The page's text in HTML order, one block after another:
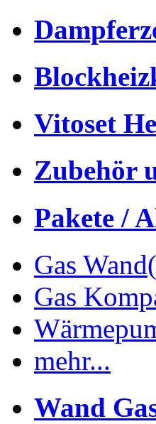
Vitoset
Zubehör
Pakete /
Gas Wand
Gas
mehr...
Wand